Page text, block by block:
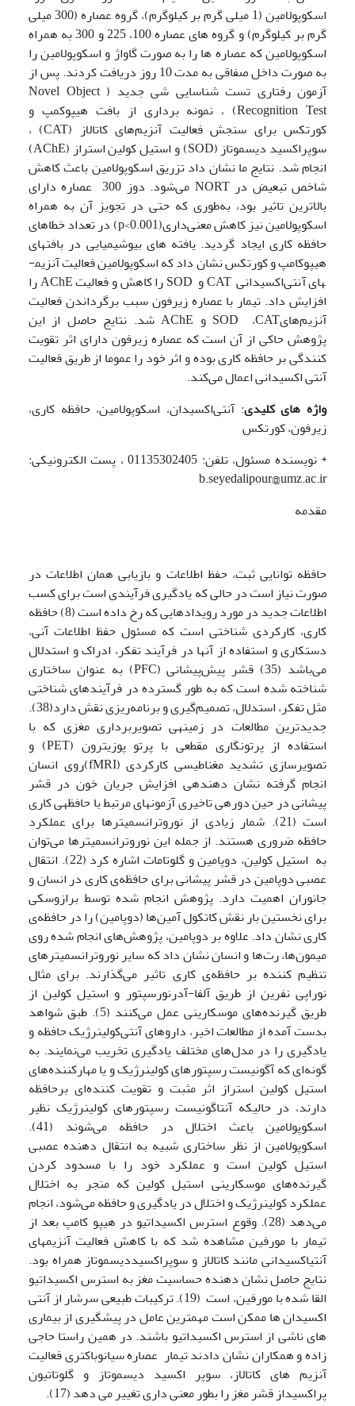
اسکوپولامین (1 میلی گرم بر کیلوگرم)، گروه عصاره (300 میلی
گرم بر کیلوگرم) و گروه های عصاره 100، 225 و 300 به همراه
اسکوپولامین که عصاره ها را به صورت گاواژ و اسکوپولامین را
به صورت داخل صفاقی به مدت 10 روز دریافت کردند. پس از
آزمون رفتاری تست شناسایی شی جدید (Novel Object
Recognition Test) ، نمونه برداری از بافت هیپوکمپ و
کورتکس برای سنجش فعالیت آنزیم‌های کاتالاز (CAT) ،
سوپراکسید دیسموتاز (SOD) و استیل کولین استراز (AChE)
انجام شد. نتایج ما نشان داد تزریق اسکوپولامین باعث کاهش
شاخص تبعیض در NORT می‌شود. دوز 300 عصاره دارای
بالاترین تاثیر بود، به‌طوری که حتی در تجویز آن به همراه
اسکوپولامین نیز کاهش معنی‌داری(p<0.001) در تعداد خطاهای
حافظه کاری ایجاد گردید. یافته های بیوشیمیایی در بافت­های
هیپوکامپ و کورتکس نشان داد که اسکوپولامین فعالیت آنزیم­
های آنتی‌اکسیدانی CAT و SOD را کاهش و فعالیت AChE را
افزایش داد. تیمار با عصاره زیرفون سبب برگرداندن فعالیت
آنزیم‌هایSOD ،CAT و AChE شد. نتایج حاصل از این
پژوهش حاکی از آن است که عصاره زیرفون دارای اثر تقویت
کنندگی بر حافظه کاری بوده و اثر خود را عموما از طریق فعالیت
آنتی اکسیدانی اعمال می‌کند.
واژه های کلیدی: آنتی‌اکسیدان، اسکوپولامین، حافظه کاری،
زیرفون، کورتکس
* نویسنده مسئول، تلفن: 01135302405 ، پست الکترونیکی:
b.seyedalipour@umz.ac.ir
مقدمه
حافظه توانایی ثبت، حفظ اطلاعات و بازیابی همان اطلاعات در
صورت نیاز است در حالی که یادگیری فرآیندی است برای کسب
اطلاعات جدید در مورد رویدادهایی که رخ داده است (8) حافظه
کاری، کارکردی شناختی است که مسئول حفظ اطلاعات آنی،
دستکاری و استفاده از آنها در فرآیند تفکر، ادراک و استدلال
می‌باشد (35) قشر پیش‌پیشانی (PFC) به عنوان ساختاری
شناخته شده است که به طور گسترده در فرآیندهای شناختی
مثل تفکر، استدلال، تصمیم‌گیری و برنامه‌ریزی نقش دارد(38).
جدیدترین مطالعات در زمینه­ی تصویربرداری مغزی که با
استفاده از پرتونگاری مقطعی با پرتو پوزیترون (PET) و
تصویرسازی تشدید مغناطیسی کارکردی (fMRI)روی انسان
انجام گرفته نشان دهنده­ی افزایش جریان خون در قشر
پیشانی در حین دوره­ی تاخیری آزمون­های مرتبط با حافظه­ی کاری
است (21). شمار زیادی از نوروترانسمیترها برای عملکرد
حافظه ضروری هستند. از جمله این نوروترانسمیترها می‌توان
به استیل کولین، دوپامین و گلوتامات اشاره کرد (22). انتقال
عصبی دوپامین در قشر پیشانی برای حافظه‌ی کاری در انسان و
جانوران اهمیت دارد. پژوهش انجام شده توسط برازوسکی
برای نخستین بار نقش کاتکول آمین‌ها (دوپامین) را در حافظه‌ی
کاری نشان داد. علاوه بر دوپامین، پژوهش‌های انجام شده روی
میمون‌ها، رت‌ها و انسان نشان داد که سایر نوروترانسمیترهای
تنظیم کننده بر حافظه‌ی کاری تاثیر می‌گذارند. برای مثال
نوراپی نفرین از طریق آلفا-آدرنورسپتور و استیل کولین از
طریق گیرنده‌های موسکارینی عمل می‌کنند (5). طبق شواهد
بدست آمده از مطالعات اخیر، داروهای آنتی‌کولینرژیک حافظه و
یادگیری را در مدل‌های مختلف یادگیری تخریب می‌نمایند. به
گونه‌ای که آگونیست رسپتورهای کولینرژیک و یا مهارکننده‌های
استیل کولین استراز اثر مثبت و تقویت کننده‌ای برحافظه
دارند، در حالیکه آنتاگونیست رسپتورهای کولینرژیک نظیر
اسکوپولامین باعث اختلال در حافظه می‌شوند (41).
اسکوپولامین از نظر ساختاری شبیه به انتقال دهنده عصبی
استیل کولین است و عملکرد خود را با مسدود کردن
گیرنده‌های موسکارینی استیل کولین که منجر به اختلال
عملکرد کولینرژیک و اختلال در یادگیری و حافظه می‌شود، انجام
می‌دهد (28). وقوع استرس اکسیداتیو در هیپو کامپ بعد از
تیمار با مورفین مشاهده شد که با کاهش فعالیت آنزیم­های
آنتی­اکسیدانی مانند کاتالاز و سوپراکسیددیسموتاز همراه بود.
نتایج حاصل نشان دهنده حساسیت مغز به استرس اکسیداتیو
القا شده با مورفین، است (19). ترکیبات طبیعی سرشار از آنتی
اکسیدان ها ممکن است مهمترین عامل در پیشگیری از بیماری
های ناشی از استرس اکسیداتیو باشند. در همین راستا حاجی
زاده و همکاران نشان دادند تیمار عصاره سیانوباکتری فعالیت
آنزیم های کاتالاز، سوپر اکسید دیسموتاز و گلوتاتیون
پراکسیداز قشر مغز را بطور معنی داری تغییر می دهد (17).